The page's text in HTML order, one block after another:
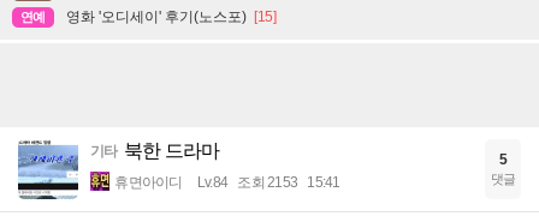
연예 영화 '오디세이' 후기(노스포) [15]
기타 북한 드라마
휴면아이디 Lv.84 조회 2153 15:41
5
댓글